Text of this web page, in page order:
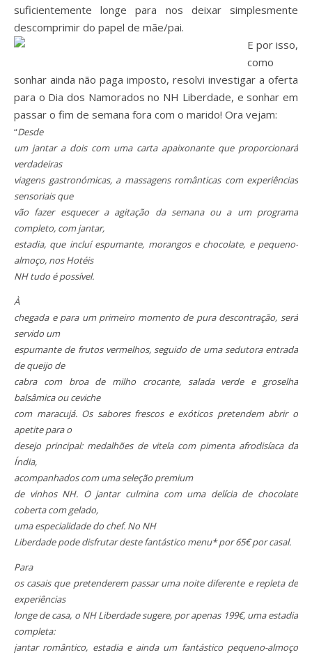
suficientemente longe para nos deixar simplesmente
descomprimir do papel de mãe/pai.
E por isso,
como
sonhar ainda não paga imposto, resolvi investigar a oferta
para o Dia dos Namorados no NH Liberdade, e sonhar em
passar o fim de semana fora com o marido! Ora vejam:
“Desde
um jantar a dois com uma carta apaixonante que proporcionará
verdadeiras
viagens gastronómicas, a massagens românticas com experiências
sensoriais que
vão fazer esquecer a agitação da semana ou a um programa
completo, com jantar,
estadia, que incluí espumante, morangos e chocolate, e pequeno-
almoço, nos Hotéis
NH tudo é possível.
À
chegada e para um primeiro momento de pura descontração, será
servido um
espumante de frutos vermelhos, seguido de uma sedutora entrada
de queijo de
cabra com broa de milho crocante, salada verde e groselha
balsâmica ou ceviche
com maracujá. Os sabores frescos e exóticos pretendem abrir o
apetite para o
desejo principal: medalhões de vitela com pimenta afrodisíaca da
Índia,
acompanhados com uma seleção premium
de vinhos NH. O jantar culmina com uma delícia de chocolate
coberta com gelado,
uma especialidade do chef. No NH
Liberdade pode disfrutar deste fantástico menu* por 65€ por casal.
Para
os casais que pretenderem passar uma noite diferente e repleta de
experiências
longe de casa, o NH Liberdade sugere, por apenas 199€, uma estadia
completa:
jantar romântico, estadia e ainda um fantástico pequeno-almoço